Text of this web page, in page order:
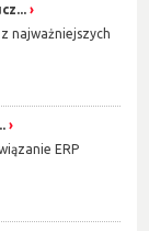
najważniejszych
ERP